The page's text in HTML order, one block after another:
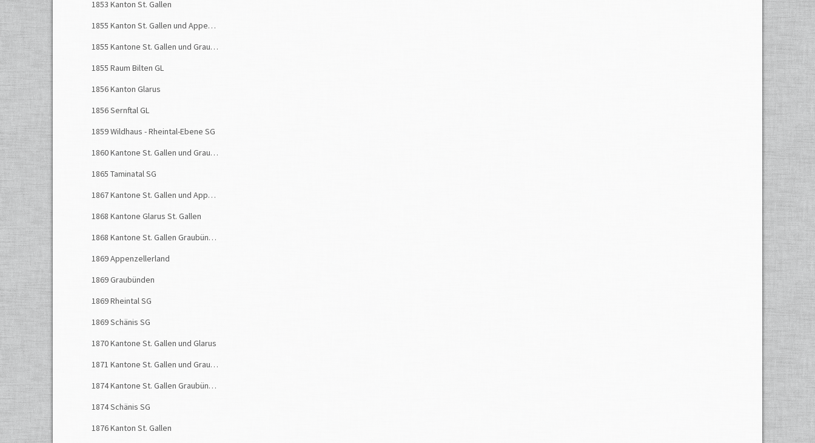
1853 Kanton St. Gallen
1855 Kanton St. Gallen und Appenzellerland
1855 Kantone St. Gallen und Graubünden
1855 Raum Bilten GL
1856 Kanton Glarus
1856 Sernftal GL
1859 Wildhaus - Rheintal-Ebene SG
1860 Kantone St. Gallen und Graubünden
1865 Taminatal SG
1867 Kantone St. Gallen und Appenzell
1868 Kantone Glarus St. Gallen
1868 Kantone St. Gallen Graubünden
1869 Appenzellerland
1869 Graubünden
1869 Rheintal SG
1869 Schänis SG
1870 Kantone St. Gallen und Glarus
1871 Kantone St. Gallen und Graubünden
1874 Kantone St. Gallen Graubünden
1874 Schänis SG
1876 Kanton St. Gallen